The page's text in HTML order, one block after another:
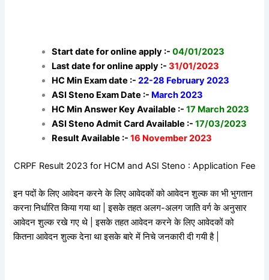
Start date for online apply :-04/01/2023
Last date for online apply :- 31/01/2023
HC Min Exam date :- 22-28 February 2023
ASI Steno Exam Date :- March 2023
HC Min Answer Key Available :-17 March 2023
ASI Steno Admit Card Available :-17/03/2023
Result Available :-16 November 2023
CRPF Result 2023 for HCM and ASI Steno : Application Fee
इन पदों के लिए आवेदन करने के लिए आवेदकों को आवेदन शुल्क का भी भुगतान
करना निर्धारित किया गया था | इसके तहत अलग-अलग जाति वर्ग के अनुसार
आवेदन शुल्क रखे गए थे | इसके तहत आवेदन करने के लिए आवेदकों को
कितना आवेदन शुल्क देना था इसके बारे में निचे जनकारी दी गयी है |